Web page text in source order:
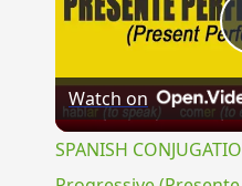
Watch on
SPANISH